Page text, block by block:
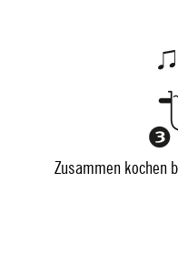
Zusammen kochen